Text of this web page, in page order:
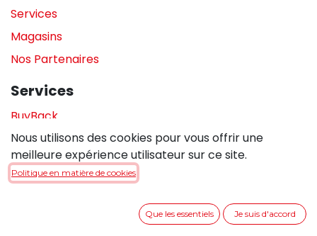
Services
Magasins
Nos Partenaires
Services
BuyBack
Assistance en magasin
Réparations
Politique de confidentialité
Nous utilisons des cookies pour vous offrir une
meilleure expérience utilisateur sur ce site.
Politique en matière de cookies
Que les essentiels Je suis d'accord